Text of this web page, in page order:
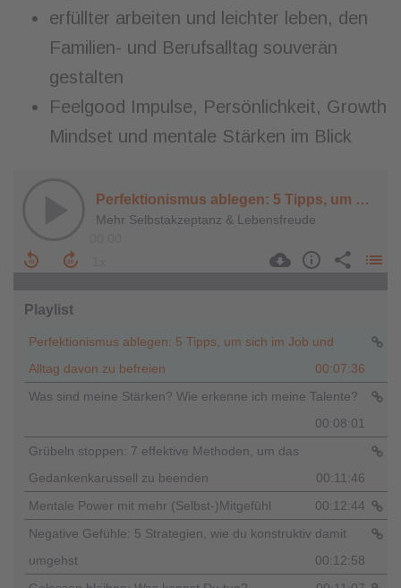
erfüllter arbeiten und leichter leben, den
Familien- und Berufsalltag souverän
gestalten
Feelgood Impulse, Persönlichkeit, Growth
Mindset und mentale Stärken im Blick